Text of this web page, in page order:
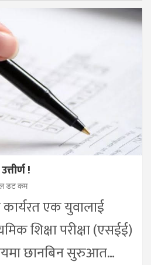
!
डट कम
एक युवालाई
शिक्षा परीक्षा (एसईई)
छानबिन सुरुआत…